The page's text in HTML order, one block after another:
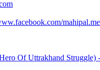
Of Uttrakhand Struggle) -